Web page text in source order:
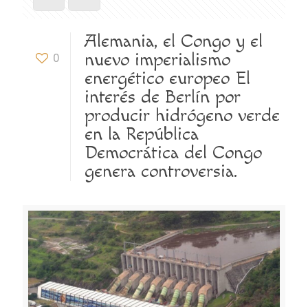
0
Alemania, el Congo y el
nuevo imperialismo
energético europeo El
interés de Berlín por
producir hidrógeno verde
en la República
Democrática del Congo
genera controversia.